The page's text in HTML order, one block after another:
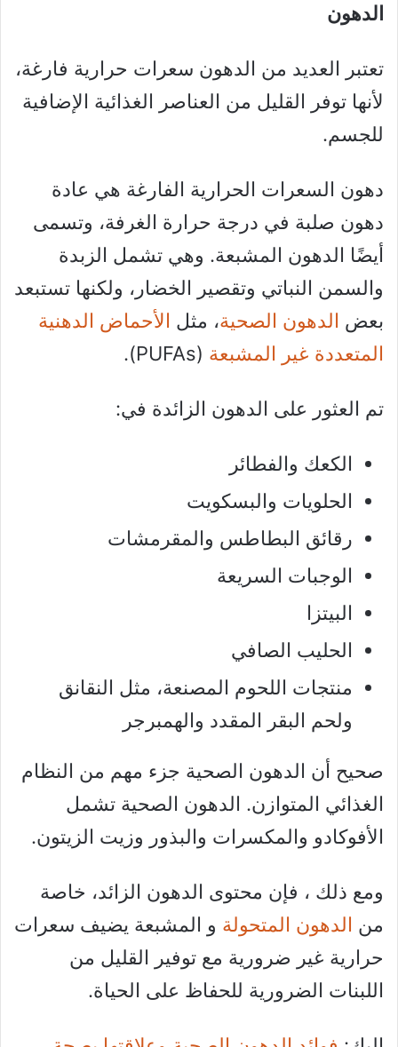
الدهون
تعتبر العديد من الدهون سعرات حرارية فارغة،
لأنها توفر القليل من العناصر الغذائية الإضافية
للجسم.
دهون السعرات الحرارية الفارغة هي عادة
دهون صلبة في درجة حرارة الغرفة، وتسمى
أيضًا الدهون المشبعة. وهي تشمل الزبدة
والسمن النباتي وتقصير الخضار، ولكنها تستبعد
بعض الدهون الصحية، مثل الأحماض الدهنية
المتعددة غير المشبعة (PUFAs).
تم العثور على الدهون الزائدة في:
الكعك والفطائر
الحلويات والبسكويت
رقائق البطاطس والمقرمشات
الوجبات السريعة
البيتزا
الحليب الصافي
منتجات اللحوم المصنعة، مثل النقانق
ولحم البقر المقدد والهمبرجر
صحيح أن الدهون الصحية جزء مهم من النظام
الغذائي المتوازن. الدهون الصحية تشمل
الأفوكادو والمكسرات والبذور وزيت الزيتون.
ومع ذلك ، فإن محتوى الدهون الزائد، خاصة
من الدهون المتحولة و المشبعة يضيف سعرات
حرارية غير ضرورية مع توفير القليل من
اللبنات الضرورية للحفاظ على الحياة.